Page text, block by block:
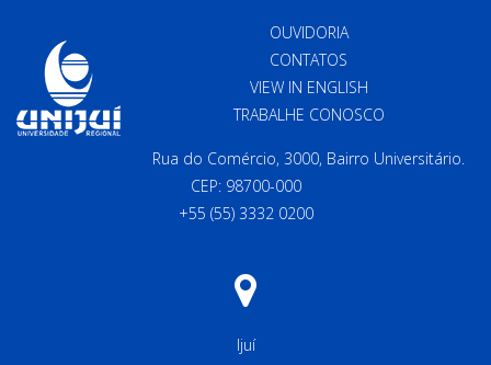
OUVIDORIA
CONTATOS
VIEW IN ENGLISH
TRABALHE CONOSCO
Rua do Comércio, 3000, Bairro Universitário.
CEP: 98700-000
+55 (55) 3332 0200
Ijuí